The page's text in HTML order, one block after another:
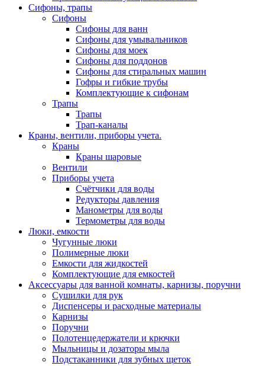
Сифоны, трапы
Сифоны
Сифоны для ванн
Сифоны для умывальников
Сифоны для моек
Сифоны для поддонов
Сифоны для стиральных машин
Гофры и гибкие трубы
Комплектующие к сифонам
Трапы
Трапы
Трап-каналы
Краны, вентили, приборы учета.
Краны
Краны шаровые
Вентили
Приборы учета
Счётчики для воды
Редукторы давления
Манометры для воды
Термометры для воды
Люки, емкости
Чугунные люки
Полимерные люки
Емкости для жидкостей
Комплектующие для емкостей
Аксессуары для ванной комнаты, карнизы, поручни
Сушилки для рук
Диспенсеры и расходные материалы
Карнизы
Поручни
Полотенцедержатели и крючки
Мыльницы и дозаторы мыла
Подстаканники для зубных щеток